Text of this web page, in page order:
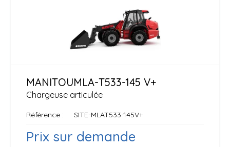
Chargeuse articulée
MANITOUMLA-T533-145 V+
Référence SITE-MLAT533-145V+
Prix sur demande